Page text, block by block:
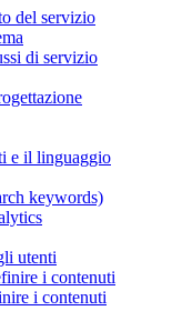
del servizio
di servizio
e il linguaggio
keywords)
utenti
i contenuti
i contenuti